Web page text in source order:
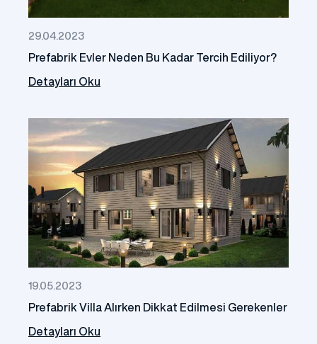
29.04.2023
Prefabrik Evler Neden Bu Kadar Tercih Ediliyor?
Detayları Oku
19.05.2023
Prefabrik Villa Alırken Dikkat Edilmesi Gerekenler
Detayları Oku